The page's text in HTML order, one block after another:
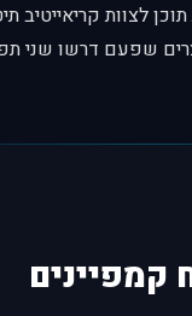
לצוות קריאייטיב
קמפיינים